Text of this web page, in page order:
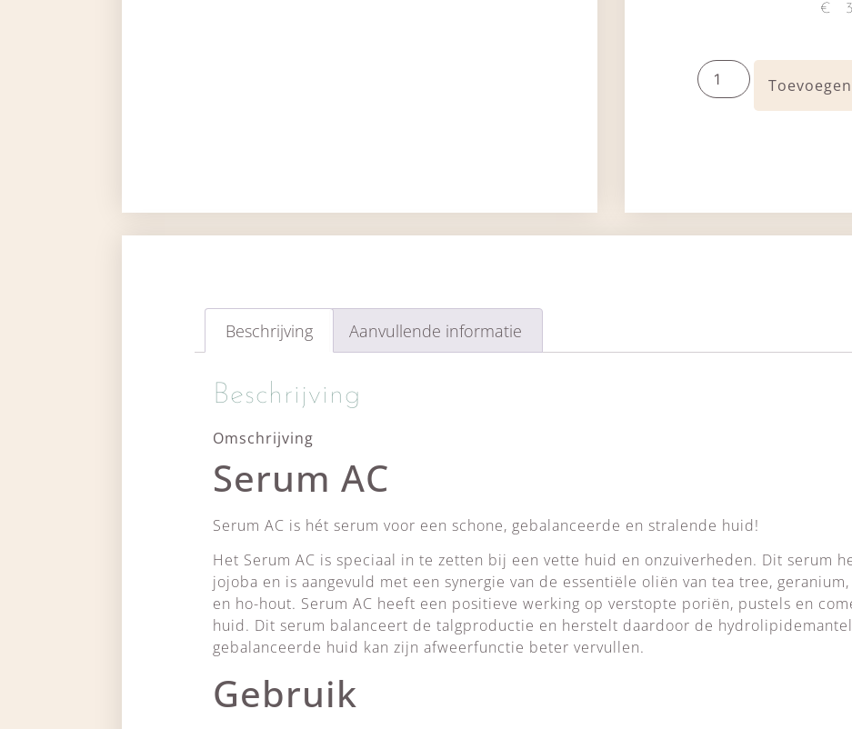
€
Beschrijving Aanvullende informatie
Beschrijving
Omschrijving
Serum AC
Serum AC is hét serum voor een schone, gebalanceerde en stralende huid!
Het Serum AC is speciaal in te zetten bij een vette huid en onzuiverheden. Dit serum
jojoba en is aangevuld met een synergie van de essentiële oliën van tea tree,
en ho-hout. Serum AC heeft een positieve werking op verstopte poriën, pustels en
huid. Dit serum balanceert de talgproductie en herstelt daardoor de
gebalanceerde huid kan zijn afweerfunctie beter vervullen.
Gebruik